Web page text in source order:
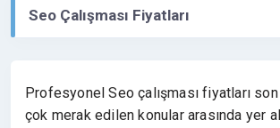
Seo Çalışması Fiyatları
Profesyonel Seo çalışması fiyatları
çok merak edilen konular arasında yer